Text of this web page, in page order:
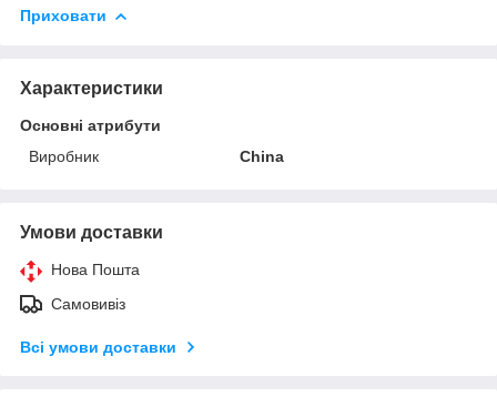
Приховати
Характеристики
Основні атрибути
Виробник
China
Умови доставки
Нова Пошта
Самовивіз
Всі умови доставки